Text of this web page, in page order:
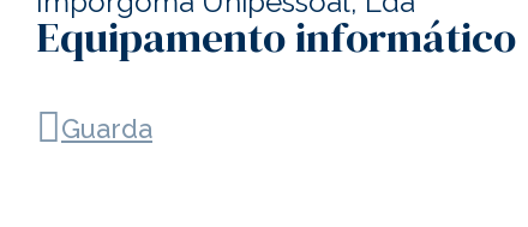
Equipamento informático
Guarda